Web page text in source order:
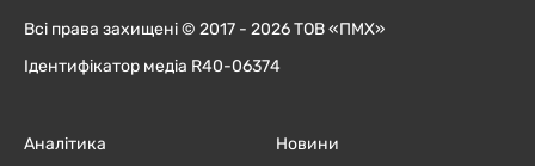
Всі права захищені © 2017 - 2026 ТОВ «ПМХ»
Ідентифікатор медіа R40-06374
Аналітика
Новини